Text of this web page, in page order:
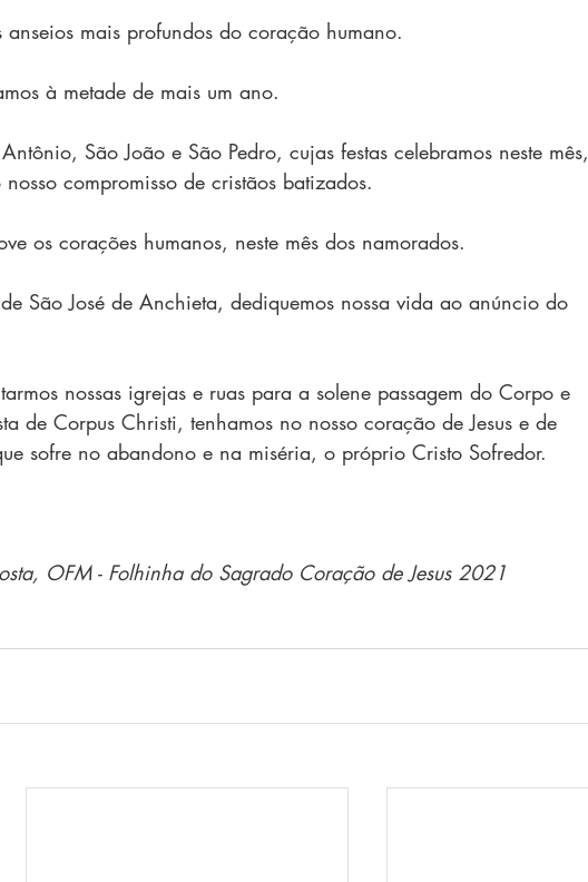
anseios mais profundos do coração humano.
à metade de mais um ano.
São João e São Pedro, cujas festas celebramos neste mês,
compromisso de cristãos batizados.
os corações humanos, neste mês dos namorados.
São José de Anchieta, dediquemos nossa vida ao anúncio do
nossas igrejas e ruas para a solene passagem do Corpo e
de Corpus Christi, tenhamos no nosso coração de Jesus e de
sofre no abandono e na miséria, o próprio Cristo Sofredor.
OFM - Folhinha do Sagrado Coração de Jesus 2021